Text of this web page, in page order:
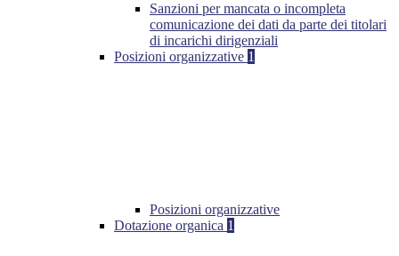
Sanzioni per mancata o incompleta
comunicazione dei dati da parte dei titolari
di incarichi dirigenziali
Posizioni organizzative 1
Posizioni organizzative
Dotazione organica 1